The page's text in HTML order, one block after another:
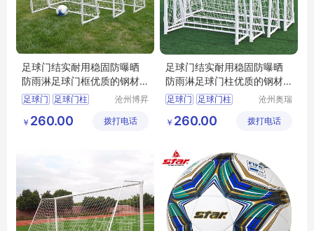
足球门结实耐用稳固防曝晒
防雨淋足球门框优质的钢材
足球门柱
足球门
足球门柱
足球门尺寸
沧州博昇
有限公司
￥ 260.00 拨打电话
足球门结实耐用稳固防曝晒
防雨淋足球门柱优质的钢材
足球门框
足球门
足球门柱
足球门价格
沧州奥瑞
制造有限
￥ 260.00 拨打电话